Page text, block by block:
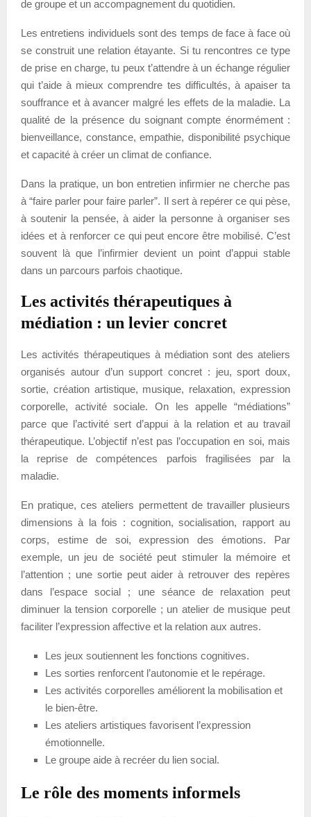
de groupe et un accompagnement du quotidien.
Les entretiens individuels sont des temps de face à face où
se construit une relation étayante. Si tu rencontres ce type
de prise en charge, tu peux t’attendre à un échange régulier
qui t’aide à mieux comprendre tes difficultés, à apaiser ta
souffrance et à avancer malgré les effets de la maladie. La
qualité de la présence du soignant compte énormément :
bienveillance, constance, empathie, disponibilité psychique
et capacité à créer un climat de confiance.
Dans la pratique, un bon entretien infirmier ne cherche pas
à “faire parler pour faire parler”. Il sert à repérer ce qui pèse,
à soutenir la pensée, à aider la personne à organiser ses
idées et à renforcer ce qui peut encore être mobilisé. C’est
souvent là que l’infirmier devient un point d’appui stable
dans un parcours parfois chaotique.
Les activités thérapeutiques à
médiation : un levier concret
Les activités thérapeutiques à médiation sont des ateliers
organisés autour d’un support concret : jeu, sport doux,
sortie, création artistique, musique, relaxation, expression
corporelle, activité sociale. On les appelle “médiations”
parce que l’activité sert d’appui à la relation et au travail
thérapeutique. L’objectif n’est pas l’occupation en soi, mais
la reprise de compétences parfois fragilisées par la
maladie.
En pratique, ces ateliers permettent de travailler plusieurs
dimensions à la fois : cognition, socialisation, rapport au
corps, estime de soi, expression des émotions. Par
exemple, un jeu de société peut stimuler la mémoire et
l’attention ; une sortie peut aider à retrouver des repères
dans l’espace social ; une séance de relaxation peut
diminuer la tension corporelle ; un atelier de musique peut
faciliter l’expression affective et la relation aux autres.
Les jeux soutiennent les fonctions cognitives.
Les sorties renforcent l’autonomie et le repérage.
Les activités corporelles améliorent la mobilisation et
le bien-être.
Les ateliers artistiques favorisent l’expression
émotionnelle.
Le groupe aide à recréer du lien social.
Le rôle des moments informels